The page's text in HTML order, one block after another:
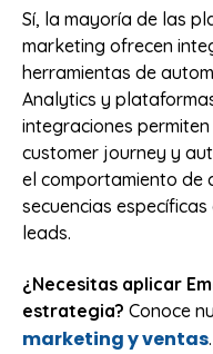
Sí, la mayoría de las
marketing ofrecen
herramientas de
Analytics y
integraciones
customer journey y
el comportamiento de
secuencias
leads.
¿Necesitas aplicar
estrategia? Conoce
marketing y ventas.